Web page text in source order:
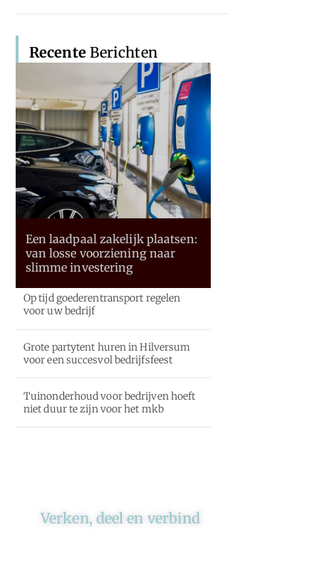
RecenteBerichten
Een laadpaal zakelijk plaatsen:
van losse voorziening naar
slimme investering
Op tijd goederentransport regelen
voor uw bedrijf
Grote partytent huren in Hilversum
voor een succesvol bedrijfsfeest
Tuinonderhoud voor bedrijven hoeft
niet duur te zijn voor het mkb
Verken, deel en verbind